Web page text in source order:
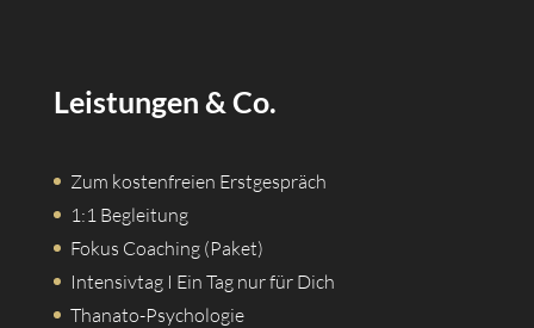
Leistungen & Co.
Zum kostenfreien Erstgespräch
1:1 Begleitung
Fokus Coaching (Paket)
Intensivtag I Ein Tag nur für Dich
Thanato-Psychologie